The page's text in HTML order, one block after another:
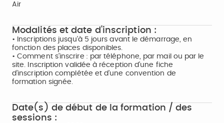
Air
Modalités et date d'inscription :
• Inscriptions jusqu'à 5 jours avant le démarrage, en
fonction des places disponibles.
• Comment s’inscrire : par téléphone, par mail ou par le
site. Inscription validée à réception d’une fiche
d’inscription complétée et d’une convention de
formation signée.
Date(s) de début de la formation / des
sessions :